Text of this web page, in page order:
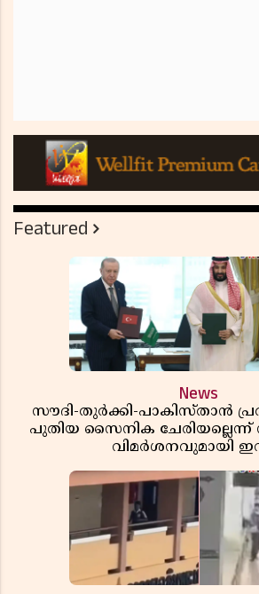
Featured
News
സൗദി-തുർക്കി-പാകിസ്താൻ
പുതിയ സൈനിക ചേരിയല്ലെന്ന്
വിമർശനവുമായി